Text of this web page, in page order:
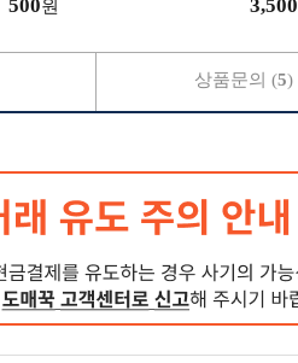
500원 3,500
상품문의 (5)